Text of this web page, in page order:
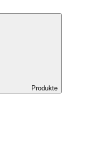
Produkte